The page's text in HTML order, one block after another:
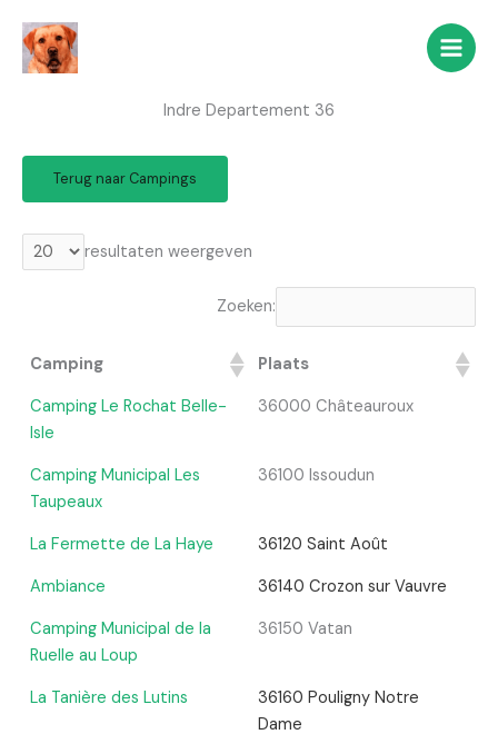
naar
Indre Departement 36
Terug naar Campings
resultaten weergeven
Zoeken:
Camping
Plaats
Camping Le Rochat Belle-
Isle
36000 Châteauroux
Camping Municipal Les
Taupeaux
36100 Issoudun
La Fermette de La Haye
36120 Saint Août
Ambiance
36140 Crozon sur Vauvre
Camping Municipal de la
Ruelle au Loup
36150 Vatan
La Tanière des Lutins
36160 Pouligny Notre
Dame